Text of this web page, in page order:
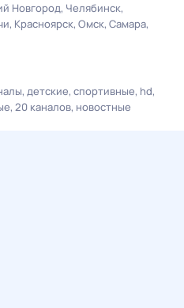
Новгород Челябинск
Красноярск Омск Самара
детские спортивные hd
20 каналов новостные